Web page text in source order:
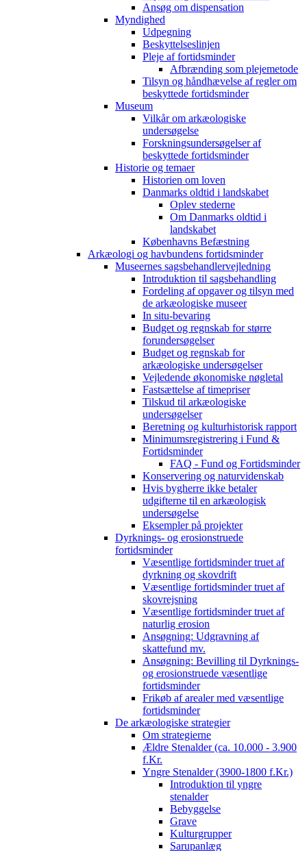
Ansøg om dispensation
Myndighed
Udpegning
Beskyttelseslinjen
Pleje af fortidsminder
Afbrænding som plejemetode
Tilsyn og håndhævelse af regler om
beskyttede fortidsminder
Museum
Vilkår om arkæologiske
undersøgelse
Forskningsundersøgelser af
beskyttede fortidsminder
Historie og temaer
Historien om loven
Danmarks oldtid i landskabet
Oplev stederne
Om Danmarks oldtid i
landskabet
Københavns Befæstning
Arkæologi og havbundens fortidsminder
Museernes sagsbehandlervejledning
Introduktion til sagsbehandling
Fordeling af opgaver og tilsyn med
de arkæologiske museer
In situ-bevaring
Budget og regnskab for større
forundersøgelser
Budget og regnskab for
arkæologiske undersøgelser
Vejledende økonomiske nøgletal
Fastsættelse af timepriser
Tilskud til arkæologiske
undersøgelser
Beretning og kulturhistorisk rapport
Minimumsregistrering i Fund &
Fortidsminder
FAQ - Fund og Fortidsminder
Konservering og naturvidenskab
Hvis bygherre ikke betaler
udgifterne til en arkæologisk
undersøgelse
Eksempler på projekter
Dyrknings- og erosionstruede
fortidsminder
Væsentlige fortidsminder truet af
dyrkning og skovdrift
Væsentlige fortidsminder truet af
skovrejsning
Væsentlige fortidsminder truet af
naturlig erosion
Ansøgning: Udgravning af
skattefund mv.
Ansøgning: Bevilling til Dyrknings-
og erosionstruede væsentlige
fortidsminder
Frikøb af arealer med væsentlige
fortidsminder
De arkæologiske strategier
Om strategierne
Ældre Stenalder (ca. 10.000 - 3.900
f.Kr.
Yngre Stenalder (3900-1800 f.Kr.)
Introduktion til yngre
stenalder
Bebyggelse
Grave
Kulturgrupper
Sarupanlæg